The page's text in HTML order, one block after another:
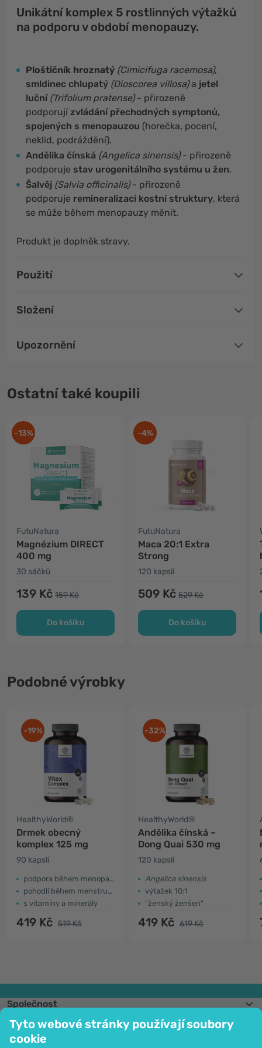
Tyto webové stránky používají soubory
cookie
Unikátní komplex 5 rostlinných výtažků
na podporu v období menopauzy.
Ploštičník hroznatý (Cimicifuga racemosa),
smldinec chlupatý (Dioscorea villosa)a jetel
luční (Trifolium pratense)- přirozeně
podporujízvládání přechodných symptonů,
spojených s menopauzou (horečka, pocení,
neklid, podráždění).
Andělika čínská (Angelica sinensis)- přirozeně
podporuje stav urogenitálního systému u žen.
Šalvěj (Salvia officinalis)- přirozeně
podporuje remineralizaci kostní struktury, která
se může během menopauzy měnit.
Produkt je doplněk stravy.
Použití
Složení
Upozornění
Ostatní také koupili
-13%
FutuNatura
Magnézium DIRECT
400 mg
30 sáčků
139 Kč 159 Kč
Do košíku
-4%
FutuNatura
Maca 20:1 Extra
Strong
120 kapslí
509 Kč 529 Kč
Do košíku
Podobné výrobky
-19%
HealthyWorld®
Drmek obecný
komplex 125 mg
90 kapslí
podpora během menopauzy
pohodlí během menstruace
s vitamíny a minerály
419 Kč 519 Kč
-32%
HealthyWorld®
Andělika čínská –
Dong Quai 530 mg
120 kapslí
Angelica sinensis
výtažek 10:1
"ženský ženšen"
419 Kč 619 Kč
Společnost
Informace
Připojte se k nám
Pomoc a objednávky